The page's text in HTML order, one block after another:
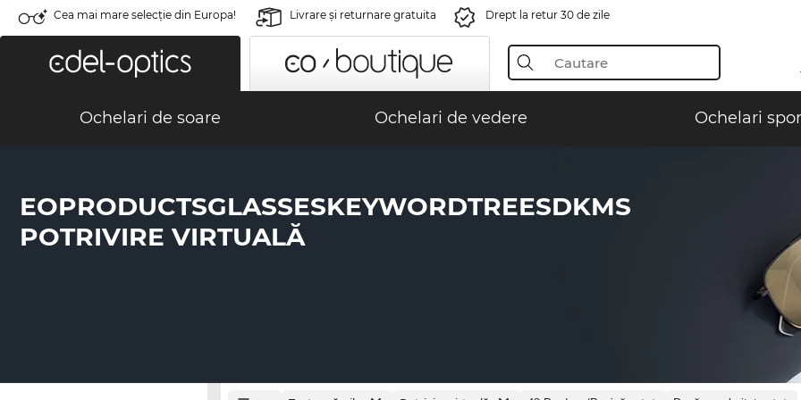
Cea mai mare selecție din Europa! Livrare şi returnare gratuita Drept la retur 30 de zile
Ochelari de soare Ochelari de vedere Ochelari
EOPRODUCTSGLASSESKEYWORDTREESDKMS
POTRIVIRE VIRTUALĂ